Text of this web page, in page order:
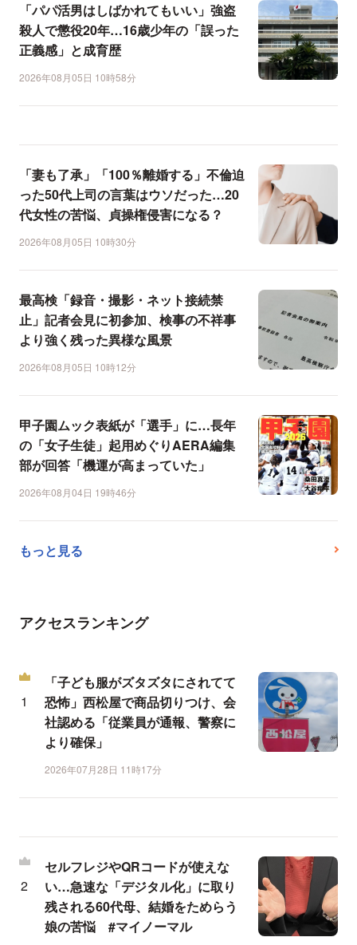
「パパ活男はしばかれてもいい」強盗
殺人で懲役20年…16歳少年の「誤った
正義感」と成育歴
2026年08月05日 10時58分
「妻も了承」「100％離婚する」不倫迫
った50代上司の言葉はウソだった…20
代女性の苦悩、貞操権侵害になる？
2026年08月05日 10時30分
最高検「録音・撮影・ネット接続禁
止」記者会見に初参加、検事の不祥事
より強く残った異様な風景
2026年08月05日 10時12分
甲子園ムック表紙が「選手」に…長年
の「女子生徒」起用めぐりAERA編集
部が回答「機運が高まっていた」
2026年08月04日 19時46分
もっと見る
アクセスランキング
「子ども服がズタズタにされてて
恐怖」西松屋で商品切りつけ、会
社認める「従業員が通報、警察に
より確保」
2026年07月28日 11時17分
セルフレジやQRコードが使えな
い…急速な「デジタル化」に取り
残される60代母、結婚をためらう
娘の苦悩 #マイノーマル